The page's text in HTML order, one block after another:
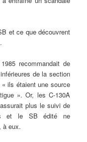
et ce que découvrent
recommandait de
de la section
ils étaient une source
». Or, les C-130A
plus le suivi de
et le SB édité ne
à eux.